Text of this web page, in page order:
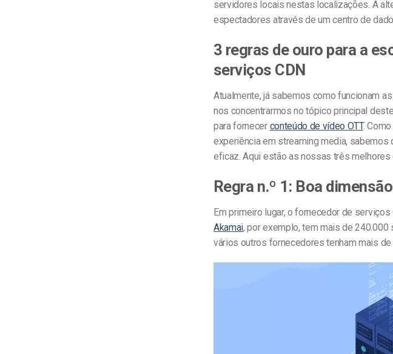
servidores locais nestas localizações. A
espectadores através de um centro de
3 regras de ouro para a
serviços CDN
Atualmente, já sabemos como funcionam
nos concentrarmos no tópico principal
para fornecer conteúdo de vídeo OTT.
experiência em streaming media,
eficaz. Aqui estão as nossas três melhores
Regra n.º 1: Boa
Em primeiro lugar, o fornecedor de
Akamai, por exemplo, tem mais de 240.000
vários outros fornecedores tenham mais